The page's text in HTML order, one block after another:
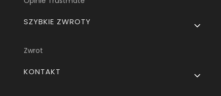
SZYBKIE ZWROTY
Zwrot
KONTAKT